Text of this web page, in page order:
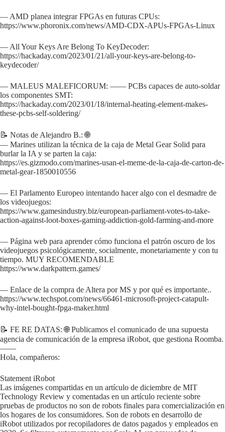
— AMD planea integrar FPGAs en futuras CPUs:
https://www.phoronix.com/news/AMD-CDX-APUs-FPGAs-Linux
— All Your Keys Are Belong To KeyDecoder:
https://hackaday.com/2023/01/21/all-your-keys-are-belong-to-
keydecoder/
— MALEUS MALEFICORUM: —— PCBs capaces de auto-soldar
los componentes SMT:
https://hackaday.com/2023/01/18/internal-heating-element-makes-
these-pcbs-self-soldering/
📝 Notas de Alejandro B.: 🌐
— Marines utilizan la técnica de la caja de Metal Gear Solid para
burlar la IA y se parten la caja:
https://es.gizmodo.com/marines-usan-el-meme-de-la-caja-de-carton-de-
metal-gear-1850010556
— El Parlamento Europeo intentando hacer algo con el desmadre de
los videojuegos:
https://www.gamesindustry.biz/european-parliament-votes-to-take-
action-against-loot-boxes-gaming-addiction-gold-farming-and-more
— Página web para aprender cómo funciona el patrón oscuro de los
videojuegos psicológicamente, socialmente, monetariamente y con tu
tiempo. MUY RECOMENDABLE
https://www.darkpattern.games/
— Enlace de la compra de Altera por MS y por qué es importante..
https://www.techspot.com/news/66461-microsoft-project-catapult-
why-intel-bought-fpga-maker.html
📝 FE RE DATAS: 🌐 Publicamos el comunicado de una supuesta
agencia de comunicación de la empresa iRobot, que gestiona Roomba.
——
Hola, compañeros:
Statement iRobot
Las imágenes compartidas en un artículo de diciembre de MIT
Technology Review y comentadas en un artículo reciente sobre
pruebas de productos no son de robots finales para comercialización en
los hogares de los consumidores. Son de robots en desarrollo de
iRobot utilizados por recopiladores de datos pagados y empleados en